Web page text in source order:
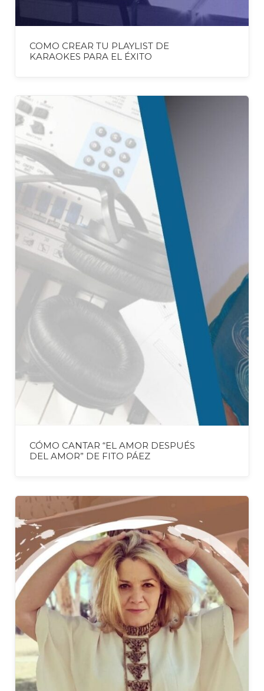
COMO CREAR TU PLAYLIST DE
KARAOKES PARA EL ÉXITO
CÓMO CANTAR “EL AMOR DESPUÉS
DEL AMOR” DE FITO PÁEZ